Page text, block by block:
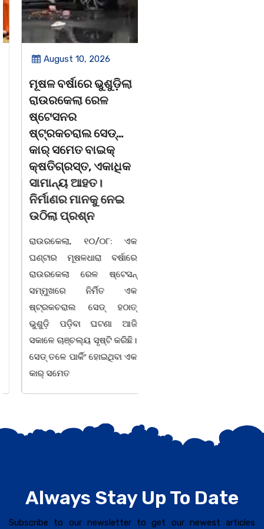
August 10, 2026
ମୂଷଳ ବର୍ଷାରେ ଭୁଶୁଡ଼ିଲା
ରାଉରକେଲା ରେଳ
ଷ୍ଟେସନର
ଷ୍ଟ୍ରକଚରାଲ ସେଡ୍…
କାର୍‌ ସମେତ ବାଇକ୍‌
କ୍ଷତିଗ୍ରସ୍ତ, ଏକାଧିକ
ସାମାନ୍ୟ ଆହତ।
ନିର୍ମାଣର ମାନକୁ ନେଇ
ଉଠିଲା ପ୍ରଶ୍ନ
ରାଉରକେଲା, ୧୦/୦୮: ଏକ
ଘଣ୍ଟାର ମୂଷଳଧାରା ବର୍ଷାରେ
ରାଉରକେଲା ରେଳ ଷ୍ଟେସନ୍
ସମ୍ମୁଖରେ ନିର୍ମିତ ଏକ
ଷ୍ଟ୍ରକଚରାଲ ସେଡ୍ ହଠାତ୍
ଭୁଶୁଡ଼ି ପଡ଼ିବା ଘଟଣା ଆଜି
ସକାଳେ ଚାଞ୍ଚଲ୍ୟ ସୃଷ୍ଟି କରିଛି।
ସେଡ୍ ତଳେ ପାର୍କିଂ ହୋଇଥିବା ଏକ
କାର୍‌ ସମେତ
Always Stay Up To Date
Subscribe to our newsletter to get our newest articles